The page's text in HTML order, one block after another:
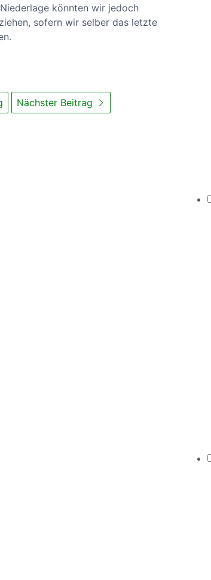
könnten wir jedoch
sofern wir selber das letzte
Nächster Beitrag